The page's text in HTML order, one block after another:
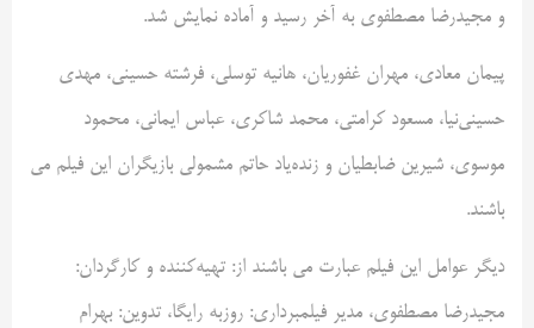
و مجیدرضا مصطفوی به آخر رسید و آماده نمایش شد.
پیمان معادی، مهران غفوریان، هانیه توسلی، فرشته حسینی، مهدی
حسینی‌نیا، مسعود کرامتی، محمد شاکری، عباس ایمانی، محمود
موسوی، شیرین ضابطیان و زنده‌یاد حاتم مشمولی بازیگران این فیلم می
باشند.
دیگر عوامل این فیلم عبارت می باشند از: تهیه‌کننده و کارگردان:
مجیدرضا مصطفوی، مدیر فیلمبرداری: روزبه رایگا، تدوین: بهرام